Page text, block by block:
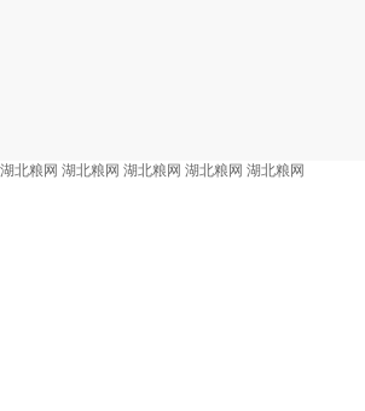
湖北粮网 湖北粮网 湖北粮网 湖北粮网 湖北粮网